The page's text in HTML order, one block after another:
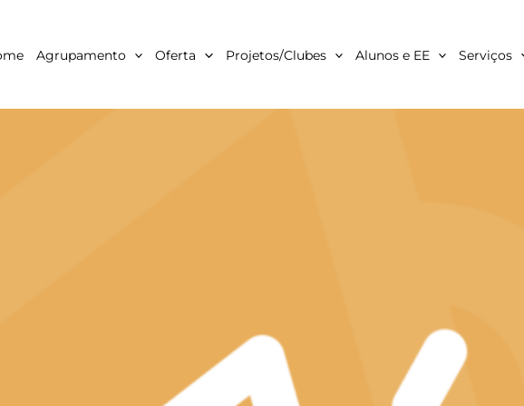
Agrupamento Oferta Projetos/Clubes Alunos e EE Serviços